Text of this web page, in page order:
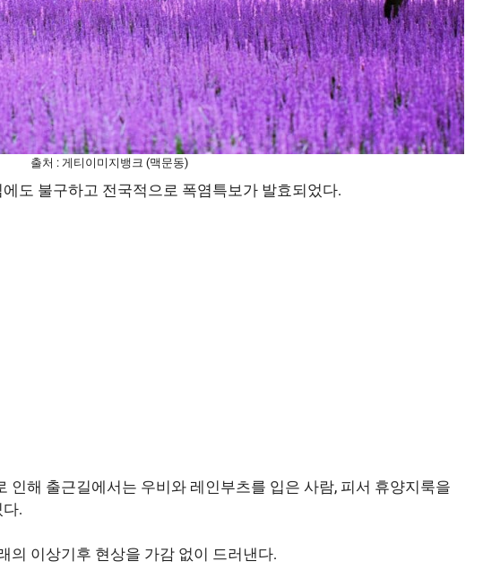
출처 : 게티이미지뱅크 (맥문동)
도 불구하고 전국적으로 폭염특보가 발효되었다.
인해 출근길에서는 우비와 레인부츠를 입은 사람, 피서 휴양지룩을
.
의 이상기후 현상을 가감 없이 드러낸다.